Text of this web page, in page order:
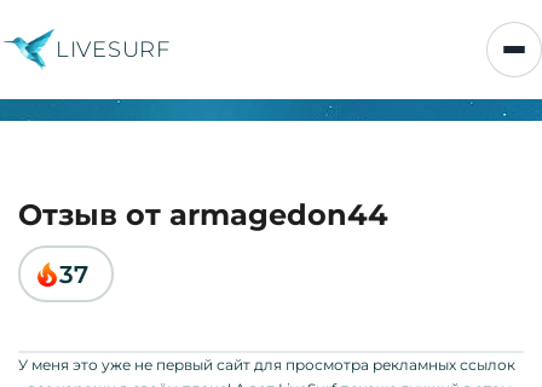
LIVESURF
Отзыв от armagedon44
37
У меня это уже не первый сайт для просмотра рекламных ссылок